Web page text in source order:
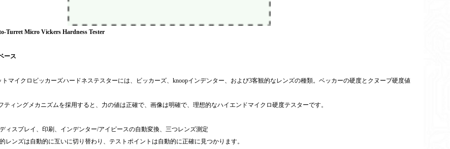
Turret Micro Vickers Hardness Tester
ース
トマイクロビッカーズハードネステスターには、ビッカーズ、knoopインデンター、および3客観的なレンズの種類。ベッカーの硬度とクヌープ硬度値
ティングメカニズムを採用すると、力の値は正確で、画像は明確で、理想的なハイエンドマイクロ硬度テスターです。
ィスプレイ、印刷、インデンター/アイピースの自動変換、 三つレンズ測定
レンズは自動的に互いに切り替わり、テストポイントは自動的に正確に見つかります。